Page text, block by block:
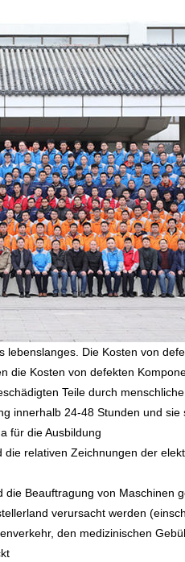
Die Kosten von
die Kosten von defekten
Teile durch
innerhalb 24-48 Stunden und sie
für die Ausbildung
relativen Zeichnungen der
Beauftragung von Maschinen
verursacht werden
den medizinischen